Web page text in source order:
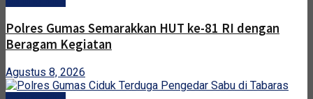
Polres Gumas Semarakkan HUT ke-81 RI dengan
Beragam Kegiatan
Agustus 8, 2026